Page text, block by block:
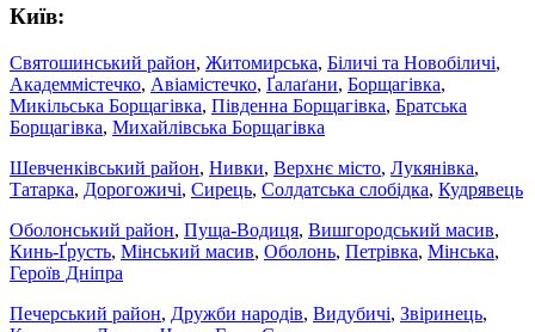
Київ:
Святошинський район, Житомирська, Біличі та Новобіличі,
Академмістечко, Авіамістечко, Ґалаґани, Борщагівка,
Микільська Борщагівка, Південна Борщагівка, Братська
Борщагівка, Михайлівська Борщагівка
Шевченківський район, Нивки, Верхнє місто, Лукянівка,
Татарка, Дорогожичі, Сирець, Солдатська слобідка, Кудрявець
Оболонський район, Пуща-Водиця, Вишгородський масив,
Кинь-Ґрусть, Мінський масив, Оболонь, Петрівка, Мінська,
Героїв Дніпра
Печерський район, Дружби народів, Видубичі, Звіринець,